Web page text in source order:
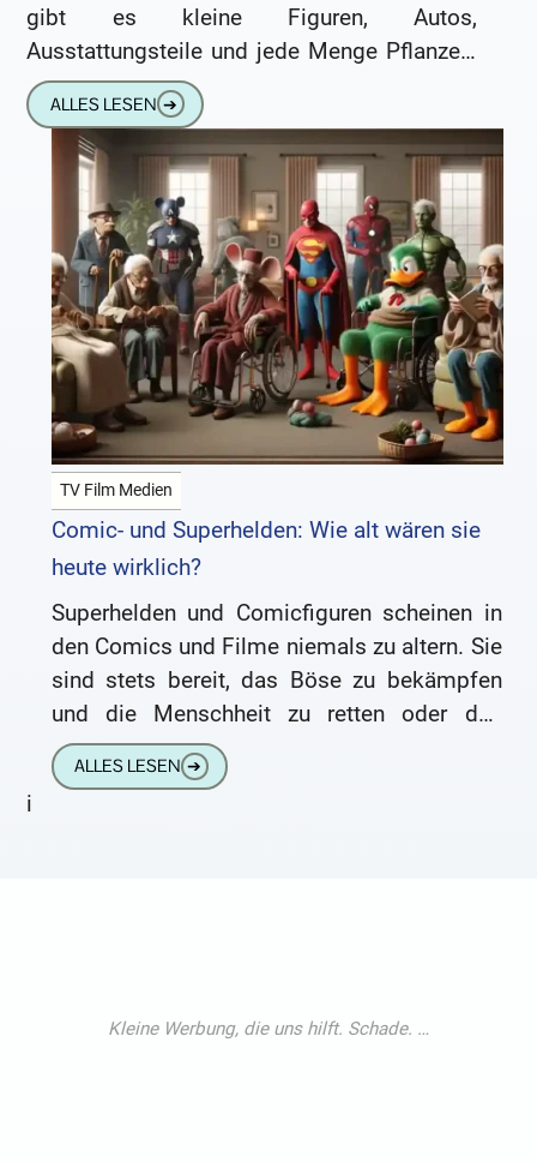
gibt es kleine Figuren, Autos,
Ausstattungsteile und jede Menge Pflanzen,
Bäume und Gebäude. Damit noch mehr
Leben auf
ALLES LESEN ➔
TV Film Medien
Comic- und Superhelden: Wie alt wären sie
heute wirklich?
Superhelden und Comicfiguren scheinen in
den Comics und Filme niemals zu altern. Sie
sind stets bereit, das Böse zu bekämpfen
und die Menschheit zu retten oder den
lustigen Alltag in
ALLES LESEN ➔
i